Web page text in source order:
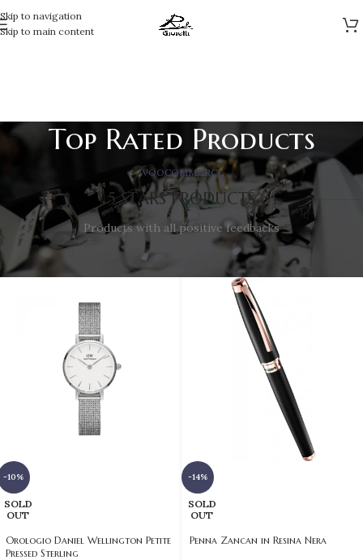
Skip to navigation
Skip to main content
Top Rated Products
WOOCOMMERCE
5 STARS PRODUCTS
Products with all positive feedbacks
-10%
SOLD
OUT
Orologio Daniel Wellington Petite
Pressed Sterling
-14%
SOLD
OUT
Penna Zancan in Resina Nera